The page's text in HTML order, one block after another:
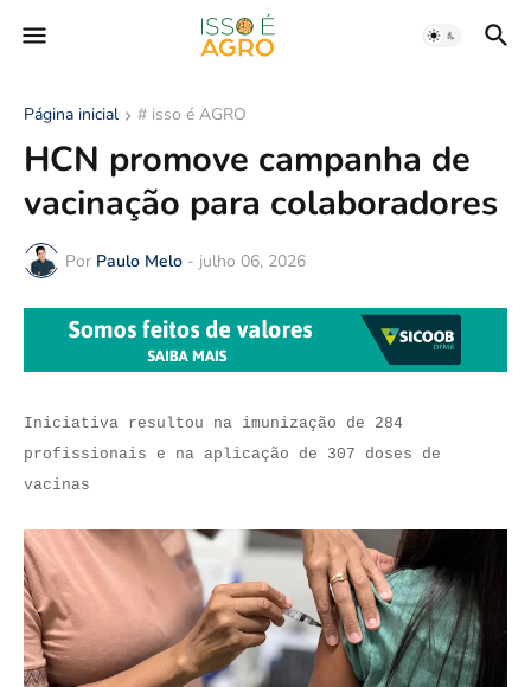
Página inicial # isso é AGRO
HCN promove campanha de
vacinação para colaboradores
Por Paulo Melo - julho 06, 2026
Iniciativa resultou na imunização de 284
profissionais e na aplicação de 307 doses de
vacinas